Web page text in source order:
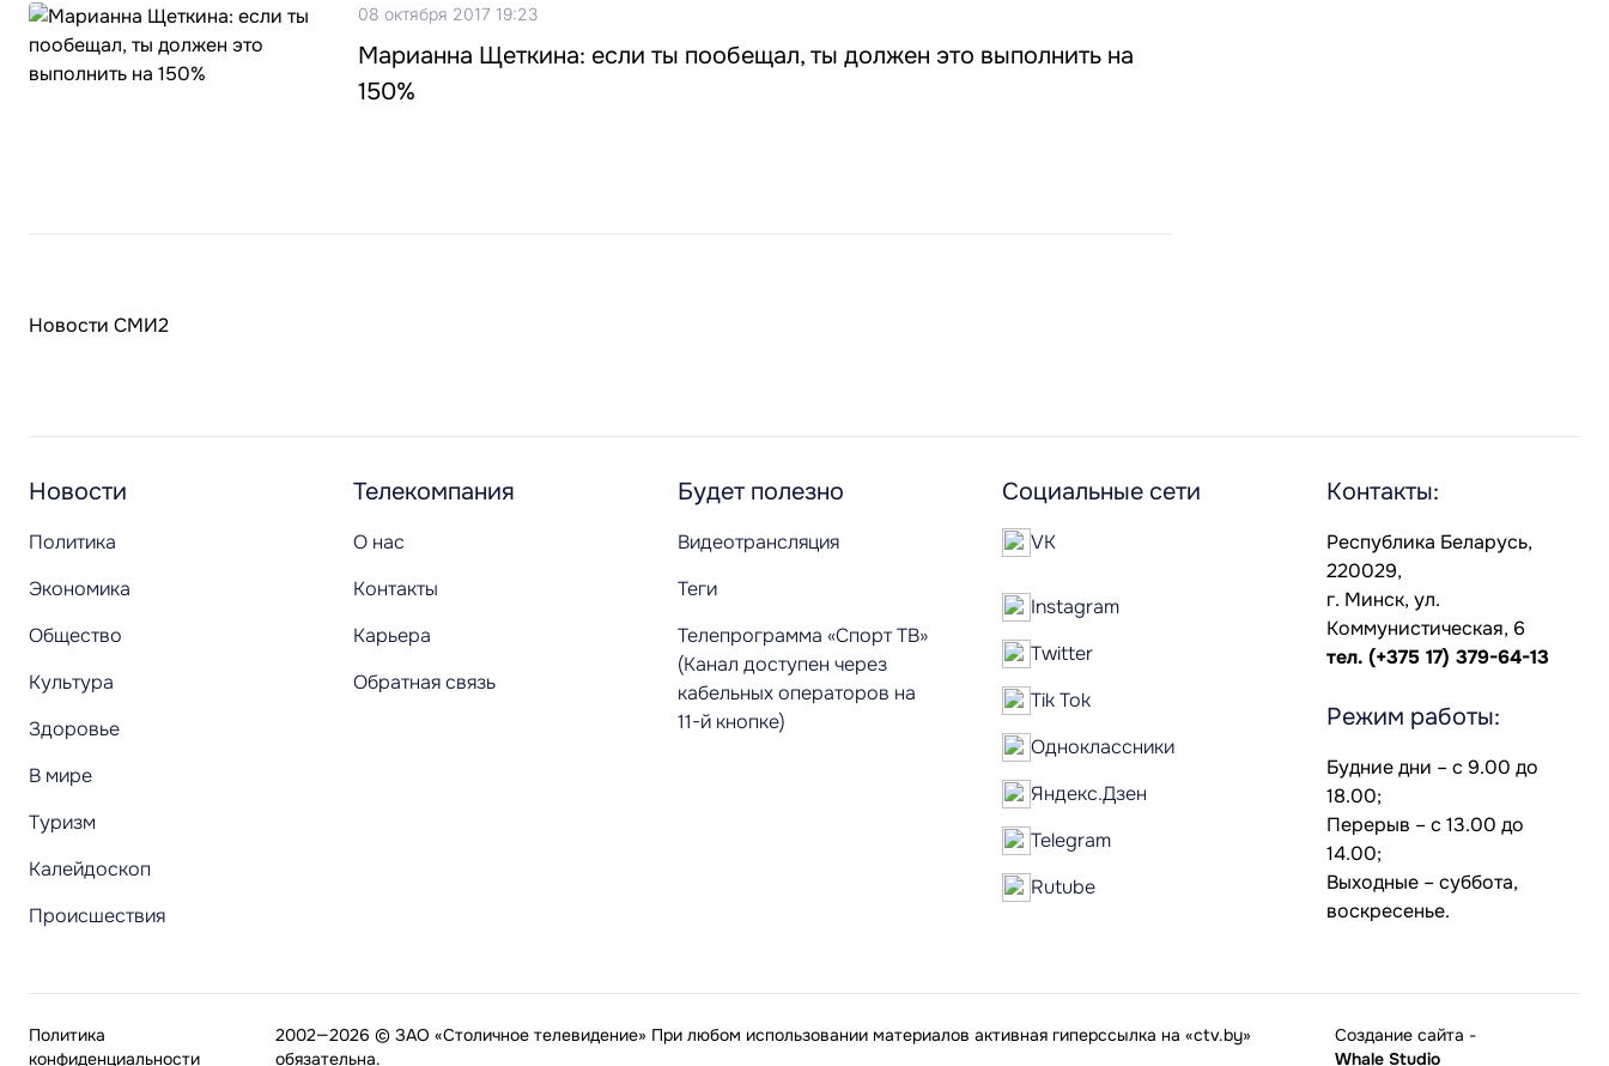
08 октября 2017 19:23
Марианна Щеткина: если ты пообещал, ты должен это выполнить на
150%
Новости СМИ2
Новости
Политика
Экономика
Общество
Культура
Здоровье
В мире
Туризм
Калейдоскоп
Происшествия
Телекомпания
О нас
Контакты
Карьера
Обратная связь
Будет полезно
Видеотрансляция
Теги
Телепрограмма «Спорт ТВ»
(Канал доступен через
кабельных операторов на
11-й кнопке)
Социальные сети
VK
Instagram
Twitter
Tik Tok
Одноклассники
Яндекс.Дзен
Telegram
Rutube
Контакты:
Республика Беларусь,
220029,
г. Минск, ул.
Коммунистическая, 6
тел. (+375 17) 379-64-13
Режим работы:
Будние дни – с 9.00 до
18.00;
Перерыв – с 13.00 до
14.00;
Выходные – суббота,
воскресенье.
2002—2026 © ЗАО «Столичное телевидение» При любом использовании материалов активная гиперссылка на «ctv.by»
обязательна.
Политика
конфиденциальности
Создание сайта -
Whale Studio